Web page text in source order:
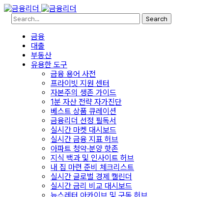
Search
금융
대출
부동산
유용한 도구
금융 용어 사전
프라이빗 지원 센터
자본주의 생존 가이드
1분 자산 전략 자가진단
베스트 상품 큐레이션
금융리더 선정 필독서
실시간 마켓 대시보드
실시간 금융 지표 허브
아파트 청약·분양 핫존
지식 백과 및 인사이트 허브
내 집 마련 준비 체크리스트
실시간 글로벌 경제 캘린더
실시간 금리 비교 대시보드